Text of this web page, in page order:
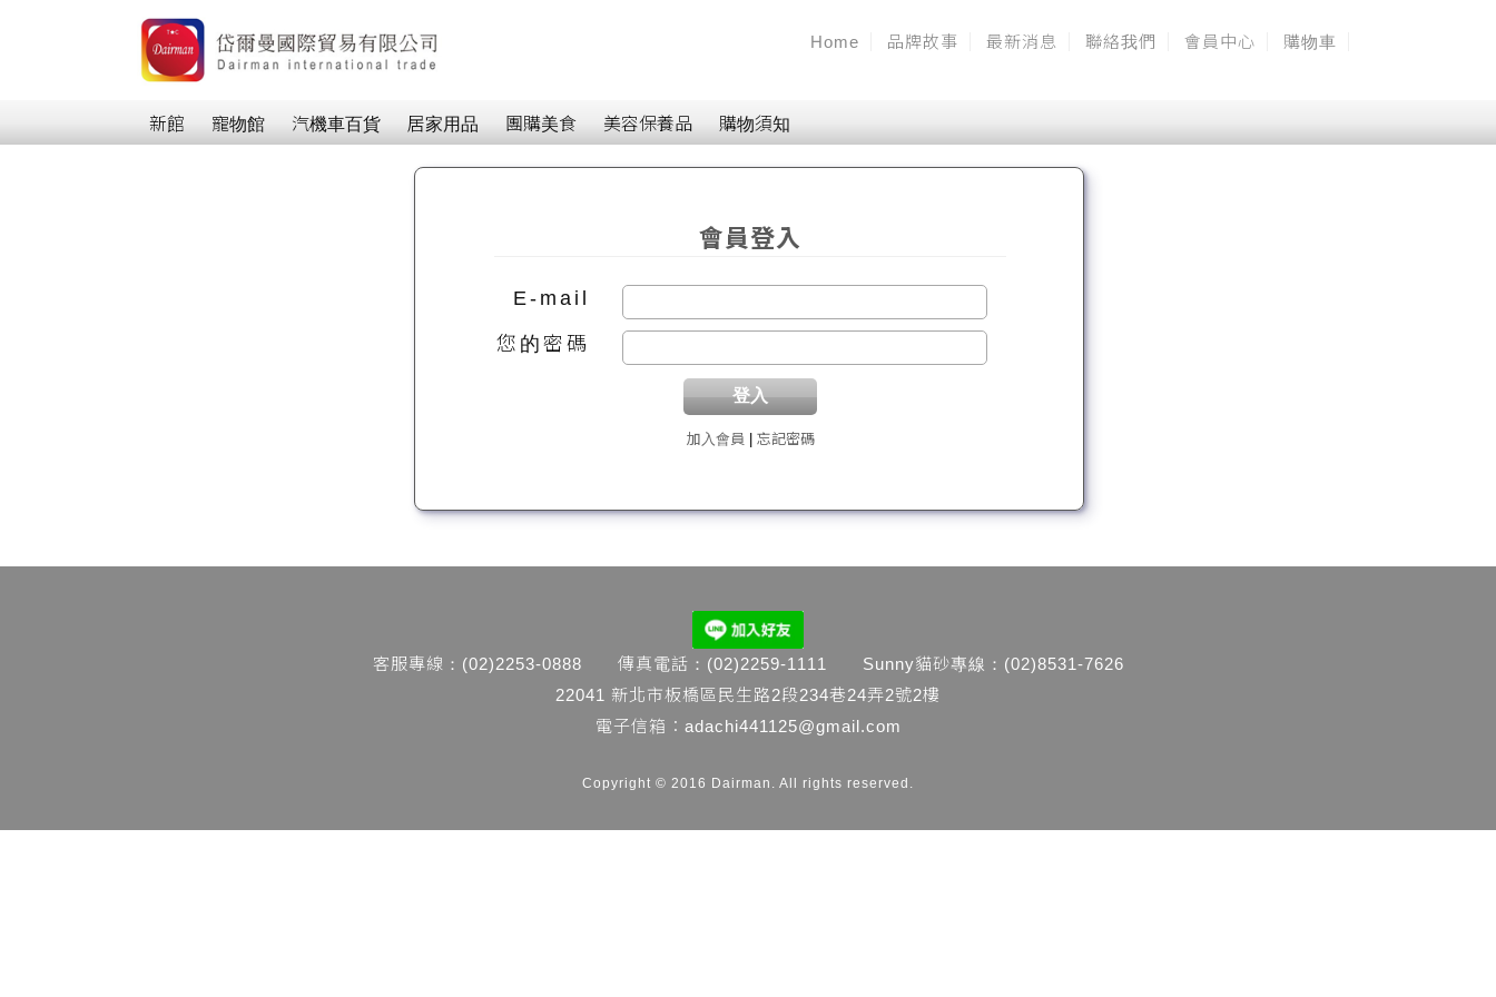
Home 品牌故事 最新消息 聯絡我們 會員中心 購物車
新館 寵物館 汽機車百貨 居家用品 團購美食 美容保養品 購物須知
會員登入
E-mail
您的密碼
加入會員 | 忘記密碼
客服專線：(02)2253-0888 傳真電話：(02)2259-1111 Sunny貓砂專線：(02)8531-7626
22041 新北市板橋區民生路2段234巷24弄2號2樓
電子信箱： adachi441125@gmail.com
Copyright © 2016 Dairman. All rights reserved.